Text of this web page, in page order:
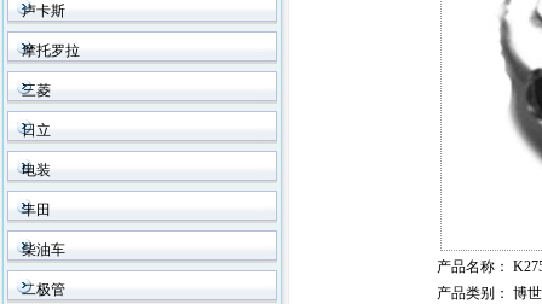
卢卡斯
摩托罗拉
三菱
日立
电装
丰田
柴油车
二极管
产品名称 ：
产品类别 ： 博世